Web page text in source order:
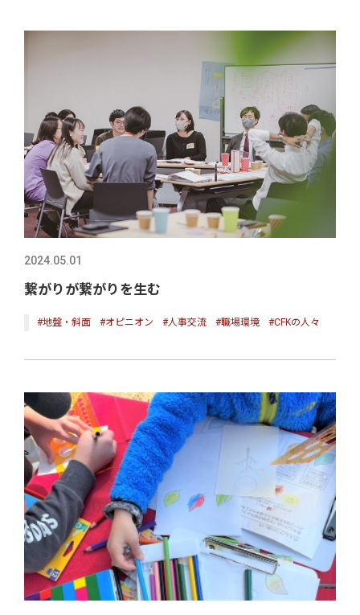
2024.05.01
繋がりが繋がりを生む
#地盤・斜面 #オピニオン #人事交流 #職場環境 #CFKの人々